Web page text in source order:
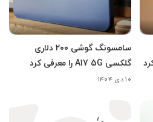
سامسونگ گوشی ۲۰۰ دلاری
گلکسی A17 5G را معرفی کرد
۱۰ دی ۱۴۰۴